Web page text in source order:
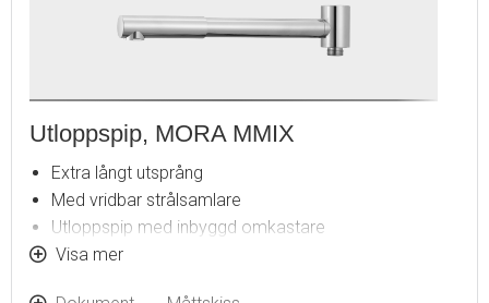
Utloppspip, MORA MMIX
Extra långt utsprång
Med vridbar strålsamlare
Utloppspip med inbyggd omkastare
Komplett med anslutningsnippel
Visa mer